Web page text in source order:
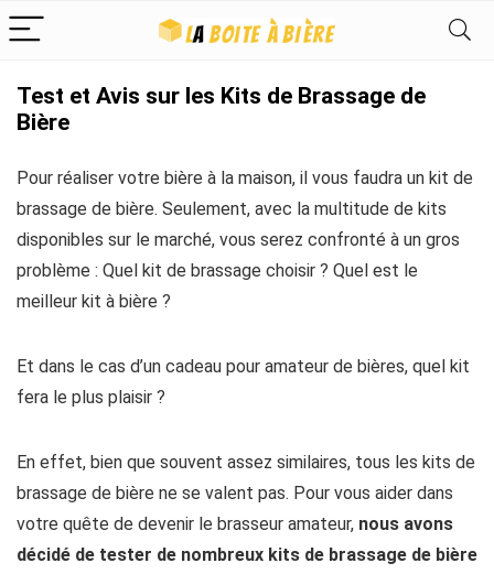
Test et Avis sur les Kits de Brassage de
Bière
Pour réaliser votre bière à la maison, il vous faudra un kit de
brassage de bière. Seulement, avec la multitude de kits
disponibles sur le marché, vous serez confronté à un gros
problème : Quel kit de brassage choisir ? Quel est le
meilleur kit à bière ?
Et dans le cas d’un cadeau pour amateur de bières, quel kit
fera le plus plaisir ?
En effet, bien que souvent assez similaires, tous les kits de
brassage de bière ne se valent pas. Pour vous aider dans
votre quête de devenir le brasseur amateur, nous avons
décidé de tester de nombreux kits de brassage de bière